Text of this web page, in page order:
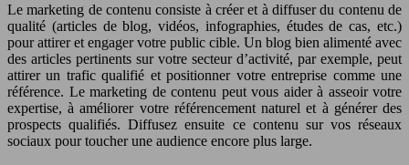
Le marketing de contenu consiste à créer et à diffuser du contenu de
qualité (articles de blog, vidéos, infographies, études de cas, etc.)
pour attirer et engager votre public cible. Un blog bien alimenté avec
des articles pertinents sur votre secteur d’activité, par exemple, peut
attirer un trafic qualifié et positionner votre entreprise comme une
référence. Le marketing de contenu peut vous aider à asseoir votre
expertise, à améliorer votre référencement naturel et à générer des
prospects qualifiés. Diffusez ensuite ce contenu sur vos réseaux
sociaux pour toucher une audience encore plus large.